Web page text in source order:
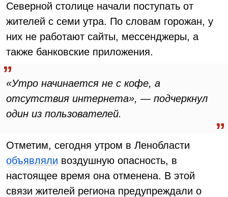
Северной столице начали поступать от
жителей с семи утра. По словам горожан, у
них не работают сайты, мессенджеры, а
также банковские приложения.
«Утро начинается не с кофе, а
отсутствия интернета», — подчеркнул
один из пользователей.
Отметим, сегодня утром в Ленобласти
объявляли воздушную опасность, в
настоящее время она отменена. В этой
связи жителей региона предупреждали о